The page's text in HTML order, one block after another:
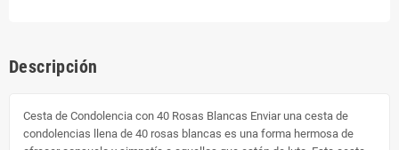
Descripción
Cesta de Condolencia con 40 Rosas Blancas Enviar una cesta de
condolencias llena de 40 rosas blancas es una forma hermosa de